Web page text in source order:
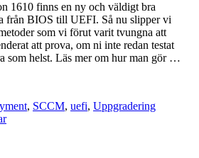
1610 finns en ny och väldigt bra
från BIOS till UEFI. Så nu slipper vi
som vi förut varit tvungna att
att prova, om ni inte redan testat
som helst. Läs mer om hur man gör …
, SCCM, uefi, Uppgradering